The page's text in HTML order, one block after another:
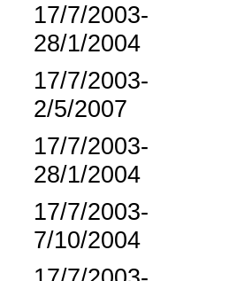
17/7/2003-
28/1/2004
17/7/2003-
2/5/2007
17/7/2003-
28/1/2004
17/7/2003-
7/10/2004